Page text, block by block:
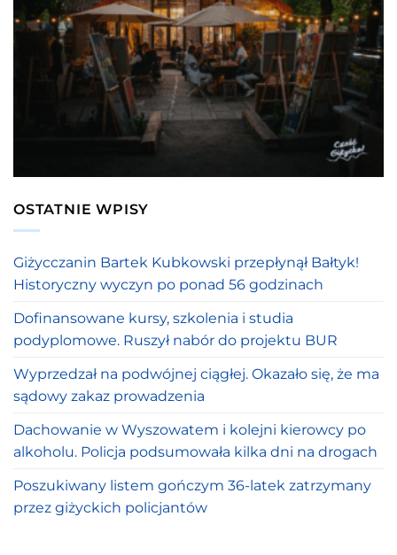
OSTATNIE WPISY
Giżycczanin Bartek Kubkowski przepłynął Bałtyk!
Historyczny wyczyn po ponad 56 godzinach
Dofinansowane kursy, szkolenia i studia
podyplomowe. Ruszył nabór do projektu BUR
Wyprzedzał na podwójnej ciągłej. Okazało się, że ma
sądowy zakaz prowadzenia
Dachowanie w Wyszowatem i kolejni kierowcy po
alkoholu. Policja podsumowała kilka dni na drogach
Poszukiwany listem gończym 36-latek zatrzymany
przez giżyckich policjantów